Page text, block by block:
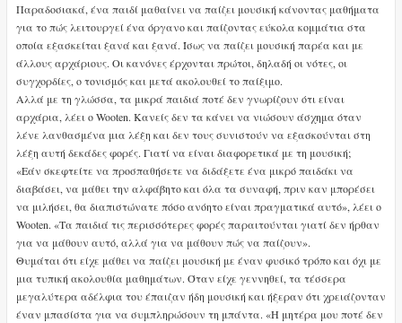
Παραδοσιακά, ένα παιδί μαθαίνει να παίζει μουσική κάνοντας μαθήματα
για το πώς λειτουργεί ένα όργανο και παίζοντας εύκολα κομμάτια στα
οποία εξασκείται ξανά και ξανά. Ίσως να παίζει μουσική παρέα και με
άλλους αρχάριους. Οι κανόνες έρχονται πρώτοι, δηλαδή οι νότες, οι
συγχορδίες, ο τονισμός και μετά ακολουθεί το παίξιμο.
Αλλά με τη γλώσσα, τα μικρά παιδιά ποτέ δεν γνωρίζουν ότι είναι
αρχάρια, λέει ο Wooten. Κανείς δεν τα κάνει να νιώσουν άσχημα όταν
λένε λανθασμένα μια λέξη και δεν τους συνιστούν να εξασκούνται στη
λέξη αυτή δεκάδες φορές. Γιατί να είναι διαφορετικά με τη μουσική;
«Εάν σκεφτείτε να προσπαθήσετε να διδάξετε ένα μικρό παιδάκι να
διαβάσει, να μάθει την αλφάβητο και όλα τα συναφή, πριν καν μπορέσει
να μιλήσει, θα διαπιστώνατε πόσο ανόητο είναι πραγματικά αυτό», λέει ο
Wooten. «Τα παιδιά τις περισσότερες φορές παραιτούνται γιατί δεν ήρθαν
για να μάθουν αυτό, αλλά για να μάθουν πώς να παίζουν».
Θυμάται ότι είχε μάθει να παίζει μουσική με έναν φυσικό τρόπο και όχι με
μια τυπική ακολουθία μαθημάτων. Όταν είχε γεννηθεί, τα τέσσερα
μεγαλύτερα αδέλφια του έπαιζαν ήδη μουσική και ήξεραν ότι χρειάζονταν
έναν μπασίστα για να συμπληρώσουν τη μπάντα. «Η μητέρα μου ποτέ δεν